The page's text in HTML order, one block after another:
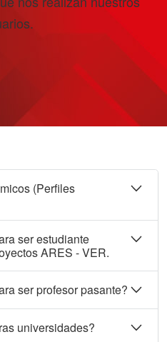
(Perfiles
Veterinaria
ser estudiante
ARES - VER.
Especializada del
ser profesor pasante?
universidades?